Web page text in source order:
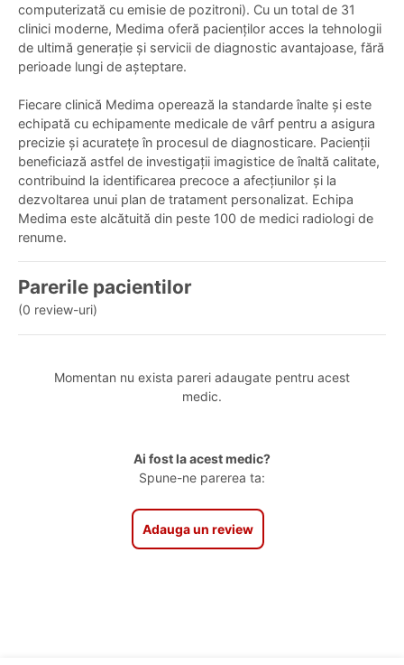
computerizată cu emisie de pozitroni). Cu un total de 31
clinici moderne, Medima oferă pacienților acces la tehnologii
de ultimă generație și servicii de diagnostic avantajoase, fără
perioade lungi de așteptare.
Fiecare clinică Medima operează la standarde înalte și este
echipată cu echipamente medicale de vârf pentru a asigura
precizie și acuratețe în procesul de diagnosticare. Pacienții
beneficiază astfel de investigații imagistice de înaltă calitate,
contribuind la identificarea precoce a afecțiunilor și la
dezvoltarea unui plan de tratament personalizat. Echipa
Medima este alcătuită din peste 100 de medici radiologi de
renume.
Parerile pacientilor
(0 review-uri)
Momentan nu exista pareri adaugate pentru acest
medic.
Ai fost la acest medic?
Spune-ne parerea ta:
Adauga un review